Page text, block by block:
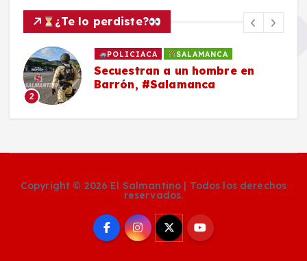
¿Te lo perdiste?
2
POLICIACA SALAMANCA
Secuestran a un hombre en
Barrón, #Salamanca
Copyright © 2026 El Salmantino | Todos los derechos
reservados.